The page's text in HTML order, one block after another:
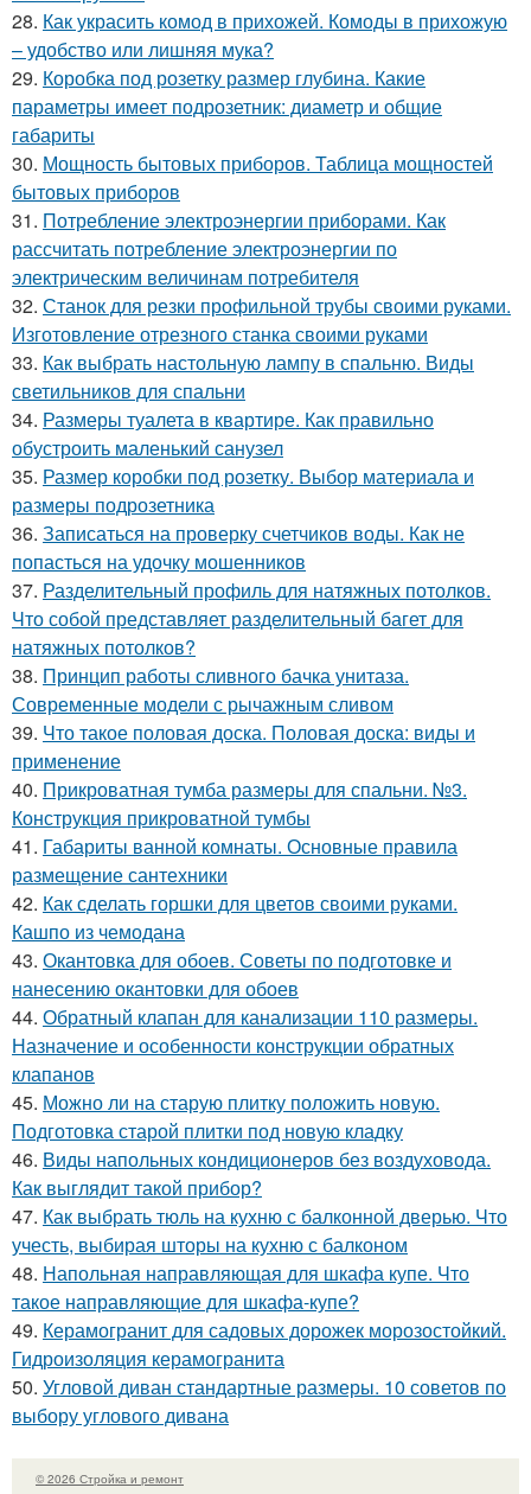
28. Как украсить комод в прихожей. Комоды в прихожую
– удобство или лишняя мука?
29. Коробка под розетку размер глубина. Какие
параметры имеет подрозетник: диаметр и общие
габариты
30. Мощность бытовых приборов. Таблица мощностей
бытовых приборов
31. Потребление электроэнергии приборами. Как
рассчитать потребление электроэнергии по
электрическим величинам потребителя
32. Станок для резки профильной трубы своими руками.
Изготовление отрезного станка своими руками
33. Как выбрать настольную лампу в спальню. Виды
светильников для спальни
34. Размеры туалета в квартире. Как правильно
обустроить маленький санузел
35. Размер коробки под розетку. Выбор материала и
размеры подрозетника
36. Записаться на проверку счетчиков воды. Как не
попасться на удочку мошенников
37. Разделительный профиль для натяжных потолков.
Что собой представляет разделительный багет для
натяжных потолков?
38. Принцип работы сливного бачка унитаза.
Современные модели с рычажным сливом
39. Что такое половая доска. Половая доска: виды и
применение
40. Прикроватная тумба размеры для спальни. №3.
Конструкция прикроватной тумбы
41. Габариты ванной комнаты. Основные правила
размещение сантехники
42. Как сделать горшки для цветов своими руками.
Кашпо из чемодана
43. Окантовка для обоев. Советы по подготовке и
нанесению окантовки для обоев
44. Обратный клапан для канализации 110 размеры.
Назначение и особенности конструкции обратных
клапанов
45. Можно ли на старую плитку положить новую.
Подготовка старой плитки под новую кладку
46. Виды напольных кондиционеров без воздуховода.
Как выглядит такой прибор?
47. Как выбрать тюль на кухню с балконной дверью. Что
учесть, выбирая шторы на кухню с балконом
48. Напольная направляющая для шкафа купе. Что
такое направляющие для шкафа-купе?
49. Керамогранит для садовых дорожек морозостойкий.
Гидроизоляция керамогранита
50. Угловой диван стандартные размеры. 10 советов по
выбору углового дивана
© 2026 Стройка и ремонт